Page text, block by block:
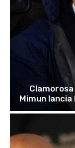
Mimun lancia